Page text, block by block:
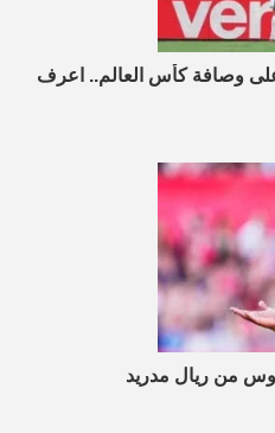
على وصافة كأس العالم.. اعرف
من ريال مدريد